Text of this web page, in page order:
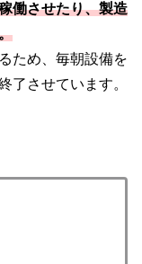
働させたり、製造
ため、毎朝設備を
了させています。